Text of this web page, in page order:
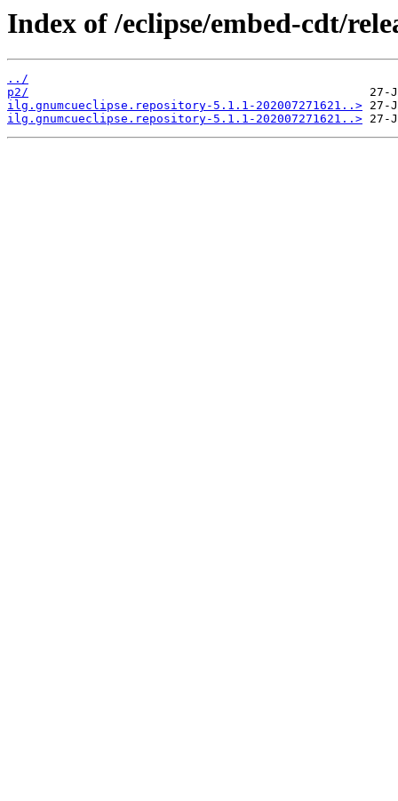
Index of /eclipse/embed-cdt/
../
p2/
ilg.gnumcueclipse.repository-5.1.1-202007271621..>
ilg.gnumcueclipse.repository-5.1.1-202007271621..>